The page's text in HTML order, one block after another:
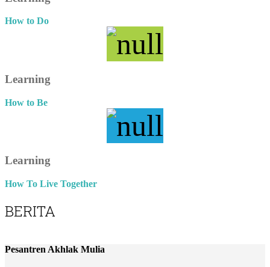
How to Do
Learning
How to Be
Learning
How To Live Together
BERITA
Pesantren Akhlak Mulia